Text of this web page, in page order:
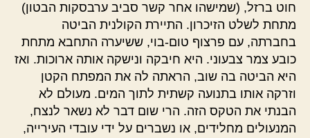
חוט ברזל, (שמישהו אחר קשר סביב ערבסקות הבטון)
מתחת לשלט הזיכרון. התיירת הקולנית הביטה
בחברתה, עם פרצוף טום-בוי, ששיערה התחבא מתחת
כובע צמר צבעוני. היא חיבקה ונישקה אותה ארוכות. ואז
היא הביטה בה שוב, הראתה לה את המפתח הקטן
וזרקה אותו בתנועה קשתית לתוך המים. מעולם לא
הבנתי את הטקס הזה. הרי שום דבר לא נשאר לנצח,
המנעולים מחלידים, או נשברים על ידי עובדי העירייה,